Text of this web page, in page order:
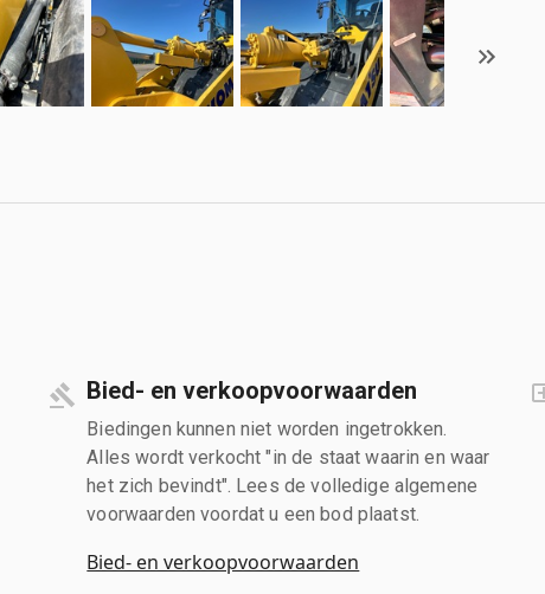
Bied- en verkoopvoorwaarden
Biedingen kunnen niet worden ingetrokken.
Alles wordt verkocht "in de staat waarin en waar
het zich bevindt". Lees de volledige algemene
voorwaarden voordat u een bod plaatst.
Bied- en verkoopvoorwaarden